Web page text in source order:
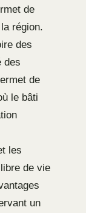
de
région.
des
des
de
le bâti
les
de vie
un